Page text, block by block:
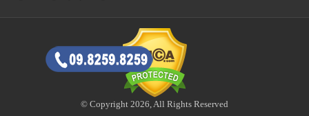
© Copyright 2026, All Rights Reserved